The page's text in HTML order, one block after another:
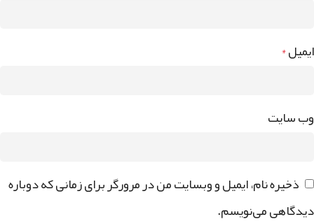
ایمیل*
وب‌ سایت
ذخیره نام، ایمیل و وبسایت من در مرورگر برای زمانی که دوباره
دیدگاهی می‌نویسم.